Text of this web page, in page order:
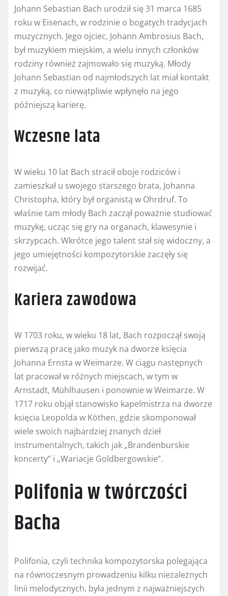
Johann Sebastian Bach urodził się 31 marca 1685
roku w Eisenach, w rodzinie o bogatych tradycjach
muzycznych. Jego ojciec, Johann Ambrosius Bach,
był muzykiem miejskim, a wielu innych członków
rodziny również zajmowało się muzyką. Młody
Johann Sebastian od najmłodszych lat miał kontakt
z muzyką, co niewątpliwie wpłynęło na jego
późniejszą karierę.
Wczesne lata
W wieku 10 lat Bach stracił oboje rodziców i
zamieszkał u swojego starszego brata, Johanna
Christopha, który był organistą w Ohrdruf. To
właśnie tam młody Bach zaczął poważnie studiować
muzykę, ucząc się gry na organach, klawesynie i
skrzypcach. Wkrótce jego talent stał się widoczny, a
jego umiejętności kompozytorskie zaczęły się
rozwijać.
Kariera zawodowa
W 1703 roku, w wieku 18 lat, Bach rozpoczął swoją
pierwszą pracę jako muzyk na dworze księcia
Johanna Ernsta w Weimarze. W ciągu następnych
lat pracował w różnych miejscach, w tym w
Arnstadt, Mühlhausen i ponownie w Weimarze. W
1717 roku objął stanowisko kapelmistrza na dworze
księcia Leopolda w Köthen, gdzie skomponował
wiele swoich najbardziej znanych dzieł
instrumentalnych, takich jak „Brandenburskie
koncerty” i „Wariacje Goldbergowskie”.
Polifonia w twórczości
Bacha
Polifonia, czyli technika kompozytorska polegająca
na równoczesnym prowadzeniu kilku niezależnych
linii melodycznych, była jednym z najważniejszych